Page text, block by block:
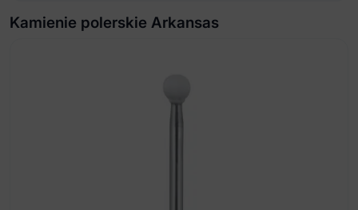
Gumki do polerowania na kątnicę
Kamienie polerskie Arkansas
Kamienie polerskie Arkansas